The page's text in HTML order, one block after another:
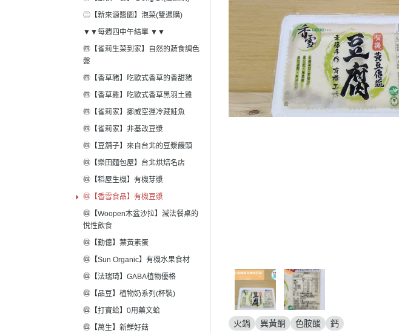
㊁【新來源醬園】泡菜(雙週購)
▼▼每週四中午結單 ▼▼
㊃【雀莉生菜到家】自然的蔬食調色
盤
㊃【香草豬】吃歐式香草的香甜豬
㊃【香草雞】吃歐式香草黑羽土雞
㊃【雀莉家】挪威空運冷藏鮭魚
㊃【雀莉家】非基改豆漿
㊃【豆舖子】來自台北的豆漿饅頭
㊃【樂田麵包屋】台北烘焙名店
㊃【稻屋生機】有機芽漿
㊃【香雪食品】有機豆漿
㊃【Woopen木盆沙拉】減法餐桌的
悅性飲食
㊃【勤億】葉黃素蛋
㊃【Sun Organic】有機水果食材
㊃【法瑞琦】GABA植物優格
㊃【品豆】植物奶系列(杯裝)
㊃【打寶蛤】0用藥文蛤
㊃【萬生】新鮮好菇
火鍋 異黃酮 色胺酸 鈣